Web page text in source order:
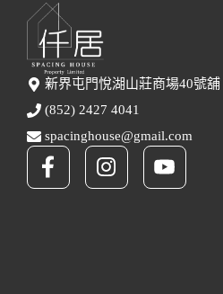
新界屯門悅湖山莊商場40號舖
(852) 2427 4041
spacinghouse@gmail.com